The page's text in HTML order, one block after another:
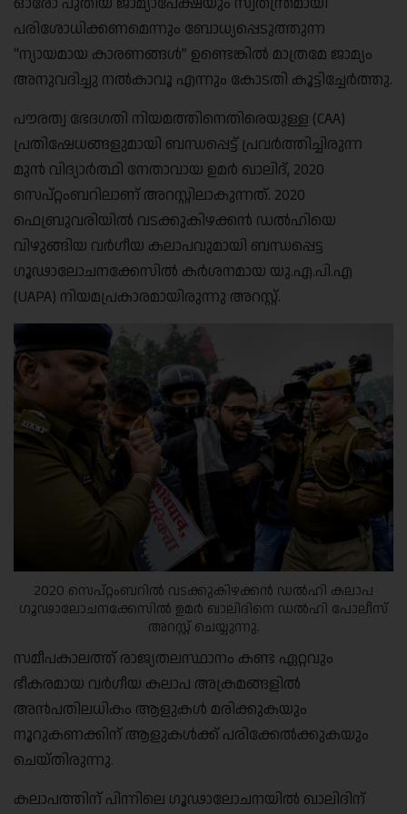
പരിശോധിക്കണമെന്നും ബോധ്യപ്പെടുത്തുന്ന
“ന്യായമായ കാരണങ്ങൾ” ഉണ്ടെങ്കിൽ മാത്രമേ ജാമ്യം
അനുവദിച്ചു നൽകാവൂ എന്നും കോടതി കൂട്ടിച്ചേർത്തു.
പൗരത്വ ഭേദഗതി നിയമത്തിനെതിരെയുള്ള (CAA)
പ്രതിഷേധങ്ങളുമായി ബന്ധപ്പെട്ട് പ്രവർത്തിച്ചിരുന്ന
മുൻ വിദ്യാർത്ഥി നേതാവായ ഉമർ ഖാലിദ്, 2020
സെപ്റ്റംബറിലാണ് അറസ്റ്റിലാകുന്നത്. 2020
ഫെബ്രുവരിയിൽ വടക്കുകിഴക്കൻ ഡൽഹിയെ
വിഴുങ്ങിയ വർഗീയ കലാപവുമായി ബന്ധപ്പെട്ട
ഗൂഢാലോചനക്കേസിൽ കർശനമായ യു.എ.പി.എ
(UAPA) നിയമപ്രകാരമായിരുന്നു അറസ്റ്റ്.
2020 സെപ്റ്റംബറിൽ വടക്കുകിഴക്കൻ ഡൽഹി കലാപ
ഗൂഢാലോചനക്കേസിൽ ഉമർ ഖാലിദിനെ ഡൽഹി പോലീസ്
അറസ്റ്റ് ചെയ്യുന്നു.
സമീപകാലത്ത് രാജ്യതലസ്ഥാനം കണ്ട ഏറ്റവും
ഭീകരമായ വർഗീയ കലാപ അക്രമങ്ങളിൽ
അൻപതിലധികം ആളുകൾ മരിക്കുകയും
നൂറുകണക്കിന് ആളുകൾക്ക് പരിക്കേൽക്കുകയും
ചെയ്തിരുന്നു.
കലാപത്തിന് പിന്നിലെ ഗൂഢാലോചനയിൽ ഖാലിദിന്